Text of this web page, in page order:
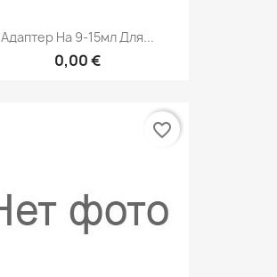
Адаптер На 9-15мл Для...
0,00 €
favorite_border